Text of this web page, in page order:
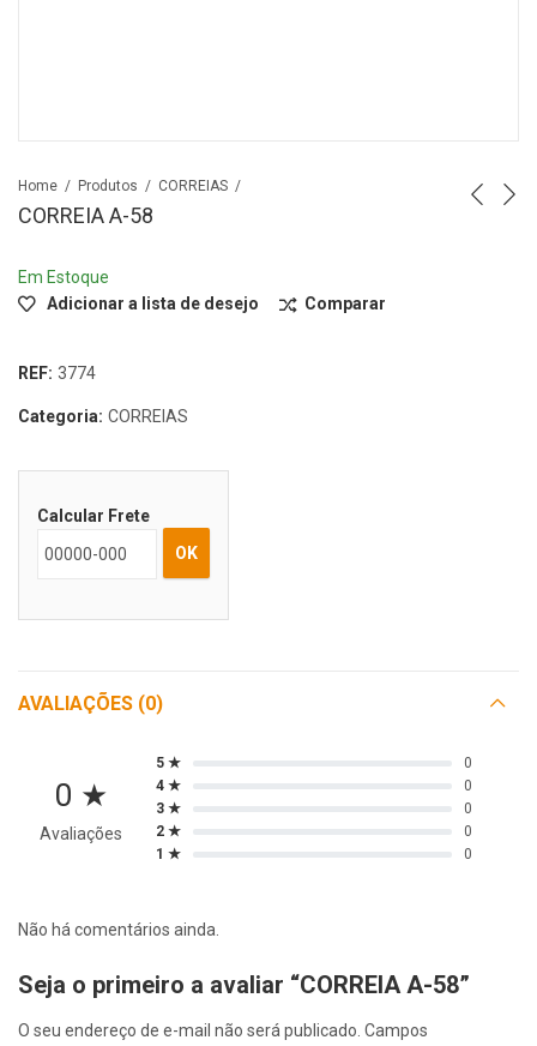
Home Produtos CORREIAS
CORREIA A-58
Em Estoque
Adicionar a lista de desejo
Comparar
REF: 3774
Categoria: CORREIAS
Calcular Frete
OK
AVALIAÇÕES (0)
0 ★
Avaliações
5 ★
0
4 ★
0
3 ★
0
2 ★
0
1 ★
0
Não há comentários ainda.
Seja o primeiro a avaliar “CORREIA A-58”
O seu endereço de e-mail não será publicado. Campos